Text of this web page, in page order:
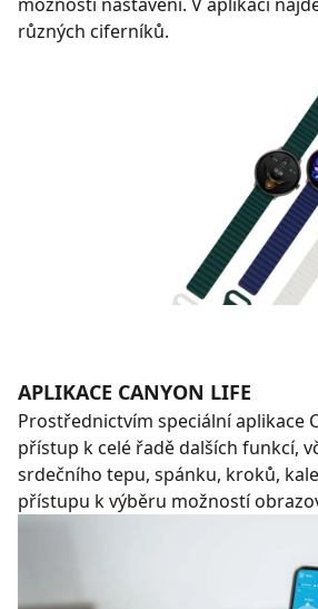
různých ciferníků.
APLIKACE CANYON LIFE
Prostřednictvím speciální aplikace
přístup k celé řadě dalších funkcí,
srdečního tepu, spánku, kroků,
přístupu k výběru možností